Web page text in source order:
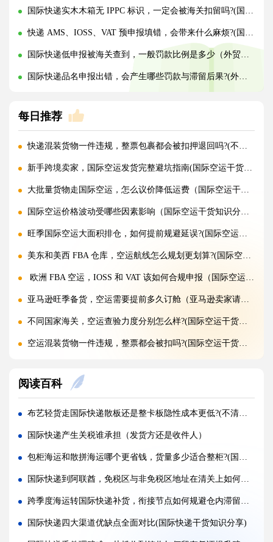
国际快递实木木箱无 IPPC 标识，一定会被海关扣留吗?(国际快递干货知识分享)
快递 AMS、IOSS、VAT 预申报填错，会带来什么麻烦?(国际快递干货知识分享)
国际快递低申报被海关查到，一般罚款比例是多少（外贸人请注意）
国际快递品名申报出错，会产生哪些罚款与滞留后果?(外贸人请注意)
每日推荐
快递混装货物一件违规，整票包裹都会被扣押退回吗?(不清楚的外贸人看过来)
新手跨境卖家，国际空运发货完整避坑指南(国际空运干货知识分享)
大批量货物走国际空运，怎么议价降低运费（国际空运干货知识分享）
国际空运价格波动受哪些因素影响（国际空运干货知识分享）
旺季国际空运大面积排仓，如何提前规避延误?(国际空运干货知识分享)
美东和美西 FBA 仓库，空运航线怎么规划更划算?(国际空运干货知识分享)
欧洲 FBA 空运，IOSS 和 VAT 该如何合规申报（国际空运干货知识分享）
亚马逊旺季备货，空运需要提前多久订舱（亚马逊卖家请注意）
不同国家海关，空运查验力度分别怎么样?(国际空运干货知识分享)
空运混装货物一件违规，整票都会被扣吗?(国际空运干货知识分享)
空运品名申报错误，会面临哪些罚款与处罚?(国际空运干货知识分享)
国际空运货物被扣，最快多久可以清关放行?(国际空运干货知识分享)
国际空运计费重与实际重、体积重怎么换算（国际空运干货知识分享）
普通货物走国际空运最低多少公斤起运（不清楚的外贸人看过来）
国际空运和国际快递到底有哪些核心区别（国际物流干货知识分享）
国际空运计费重与实际重、体积重怎么换算（国际空运干货知识分享）
国际空运客机和全货机分别适合运什么货物（国际空运干货知识分享）
阅读百科
布艺轻货走国际快递散板还是整卡板隐性成本更低?(不清楚的跨境电商卖家看过来)
国际快递产生关税谁承担（发货方还是收件人）
包柜海运和散拼海运哪个更省钱，货量多少适合整柜?(国际海运干货知识分享)
国际快递到阿联酋，免税区与非免税区地址在清关上如何区分（国际快递干货知识分享）
跨季度海运转国际快递补货，衔接节点如何规避仓内滞留（国际物流干货知识分享）
国际快递四大渠道优缺点全面对比(国际快递干货知识分享)